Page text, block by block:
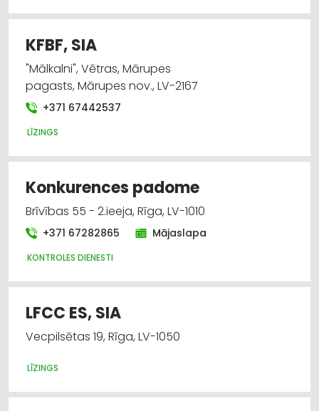
KFBF, SIA
"Mālkalni", Vētras, Mārupes
pagasts, Mārupes nov., LV-2167
+371 67442537
LĪZINGS
Konkurences padome
Brīvības 55 - 2.ieeja, Rīga, LV-1010
+371 67282865 Mājaslapa
KONTROLES DIENESTI
LFCC ES, SIA
Vecpilsētas 19, Rīga, LV-1050
LĪZINGS